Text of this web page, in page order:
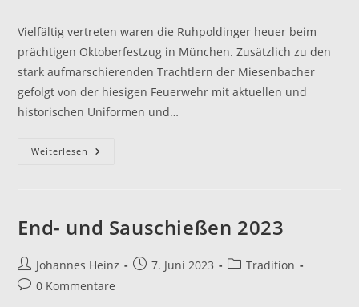
Vielfältig vertreten waren die Ruhpoldinger heuer beim
prächtigen Oktoberfestzug in München. Zusätzlich zu den
stark aufmarschierenden Trachtlern der Miesenbacher
gefolgt von der hiesigen Feuerwehr mit aktuellen und
historischen Uniformen und…
Weiterlesen Ruhpoldinger
2023
End- und Sauschießen 2023
Beitrags-
Autor:
Johannes Heinz
Beitrag7. Juni 2023
Beitrags-
Tradition
Beitrags-
0 Kommentare